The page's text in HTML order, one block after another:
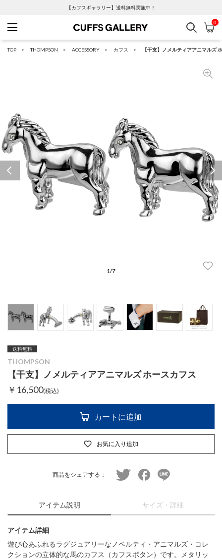
【カフスギャラリー】送料無料実施中！
Cuffs Gallery
検索 カ
0
TOP THOMPSON ACCESSORY カフス 【干支】ノメルティアアニマルズ
1/7
Previous
送料無料
THOMPSON
【干支】ノメルティアアニマルズ ホースカフス
￥16,500(税込)
カートに追加
お気に入り追加
商品をシェアする： twitter facebookline
アイテム説明 サイズ・詳細
アイテム詳細
遊び心あふれるラグジュアリーなノベルティ・アニマルズ・コレ
クションの立体的な馬のカフス（カフスボタン）です。メタリッ